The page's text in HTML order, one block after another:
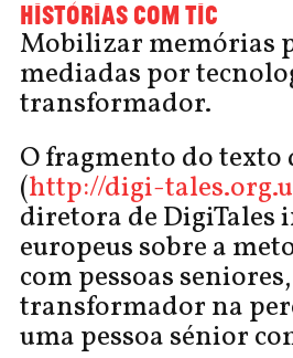
Histórias com TIC
Mobilizar memórias
mediadas por
transformador.
O fragmento do texto
(http://digi-
diretora de DigiTales
europeus sobre a
com pessoas
transformador na
uma pessoa sénior